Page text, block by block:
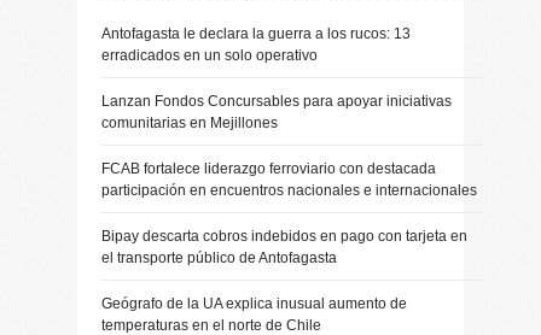
Antofagasta le declara la guerra a los rucos: 13
erradicados en un solo operativo
Lanzan Fondos Concursables para apoyar iniciativas
comunitarias en Mejillones
FCAB fortalece liderazgo ferroviario con destacada
participación en encuentros nacionales e internacionales
Bipay descarta cobros indebidos en pago con tarjeta en
el transporte público de Antofagasta
Geógrafo de la UA explica inusual aumento de
temperaturas en el norte de Chile